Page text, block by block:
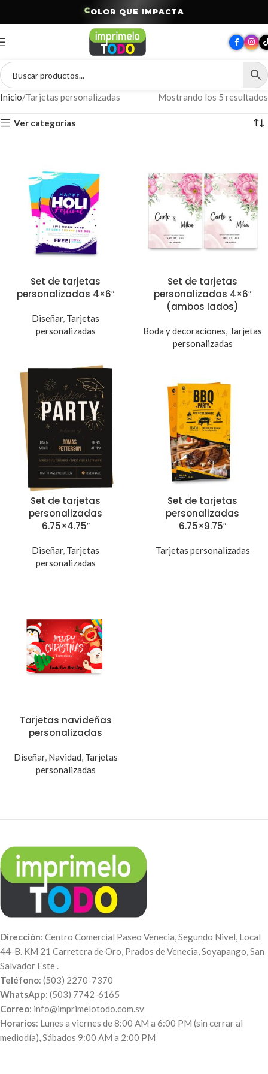
COLOR QU E IM PACTA
Inicio Tarjetas personalizadas Mostrando los 5 resultados
Ver categorías
Set de tarjetas
personalizadas 4×6″
Diseñar, Tarjetas
personalizadas
Set de tarjetas
personalizadas 4×6″
(ambos lados)
Boda y decoraciones, Tarjetas
personalizadas
Set de tarjetas
personalizadas
6.75×4.75″
Diseñar, Tarjetas
personalizadas
Set de tarjetas
personalizadas
6.75×9.75″
Tarjetas personalizadas
Tarjetas navideñas
personalizadas
Diseñar, Navidad, Tarjetas
personalizadas
Dirección: Centro Comercial Paseo Venecia, Segundo Nivel, Local
44-B. KM 21 Carretera de Oro, Prados de Venecia, Soyapango, San
Salvador Este .
Teléfono: (503) 2270-7370
WhatsApp: (503) 7742-6165
Correo: info@imprimelotodo.com.sv
Horarios: Lunes a viernes de 8:00 AM a 6:00 PM (sin cerrar al
mediodía), Sábados 9:00 AM a 2:00 PM